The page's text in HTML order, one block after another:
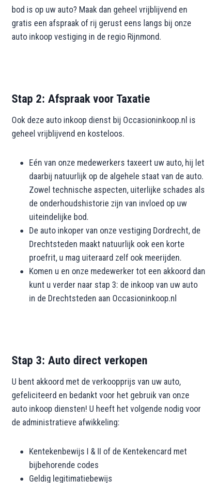
bod is op uw auto? Maak dan geheel vrijblijvend en
gratis een afspraak of rij gerust eens langs bij onze
auto inkoop vestiging in de regio Rijnmond.
Stap 2: Afspraak voor Taxatie
Ook deze auto inkoop dienst bij Occasioninkoop.nl is
geheel vrijblijvend en kosteloos.
Eén van onze medewerkers taxeert uw auto, hij let
daarbij natuurlijk op de algehele staat van de auto.
Zowel technische aspecten, uiterlijke schades als
de onderhoudshistorie zijn van invloed op uw
uiteindelijke bod.
De auto inkoper van onze vestiging Dordrecht, de
Drechtsteden maakt natuurlijk ook een korte
proefrit, u mag uiteraard zelf ook meerijden.
Komen u en onze medewerker tot een akkoord dan
kunt u verder naar stap 3: de inkoop van uw auto
in de Drechtsteden aan Occasioninkoop.nl
Stap 3: Auto direct verkopen
U bent akkoord met de verkoopprijs van uw auto,
gefeliciteerd en bedankt voor het gebruik van onze
auto inkoop diensten! U heeft het volgende nodig voor
de administratieve afwikkeling:
Kentekenbewijs I & II of de Kentekencard met
bijbehorende codes
Geldig legitimatiebewijs